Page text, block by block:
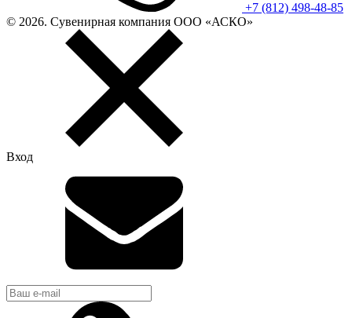
+7 (812) 498-48-85
© 2026. Сувенирная компания ООО «АСКО»
Вход